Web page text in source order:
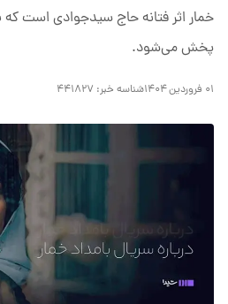
خمار اثر فتانه حاج سیدجوادی است که
پخش می‌شود.
۰۱ فروردین ۱۴۰۴ شناسه خبر: ۴۴۱۸۲۷